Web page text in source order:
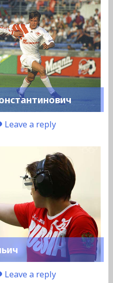
Leave a reply
Leave a reply